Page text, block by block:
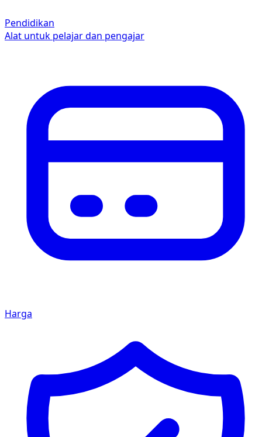
Pendidikan
Alat untuk pelajar dan pengajar
Harga